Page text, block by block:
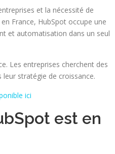
et la nécessité de
France, HubSpot occupe une
et automatisation dans un seul
Les entreprises cherchent des
stratégie de croissance.
ici
est en